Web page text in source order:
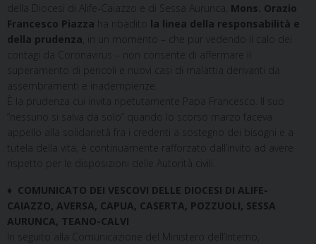
della Diocesi di Alife-Caiazzo e di Sessa Aurunca, Mons. Orazio
Francesco Piazza ha ribadito la linea della responsabilità e
della prudenza , in un momento – che pur vedendo il calo dei
contagi da Coronavirus – non consente di affermare il
superamento di pericoli e nuovi casi di malattia derivanti da
assembramenti e inadempienze.
È la prudenza cui invita ripetutamente Papa Francesco. Il suo
“nessuno si salva da solo” quando lo scorso marzo faceva
appello alla solidarietà fra i credenti a sostegno dei bisogni e a
tutela della vita, è continuamente rafforzato dall’invito ad avere
rispetto per le disposizioni delle Autorità civili.
♦ COMUNICATO DEI VESCOVI DELLE DIOCESI DI ALIFE-
CAIAZZO, AVERSA, CAPUA, CASERTA, POZZUOLI, SESSA
AURUNCA, TEANO-CALVI
In seguito alla Comunicazione del Ministero dell’Interno,